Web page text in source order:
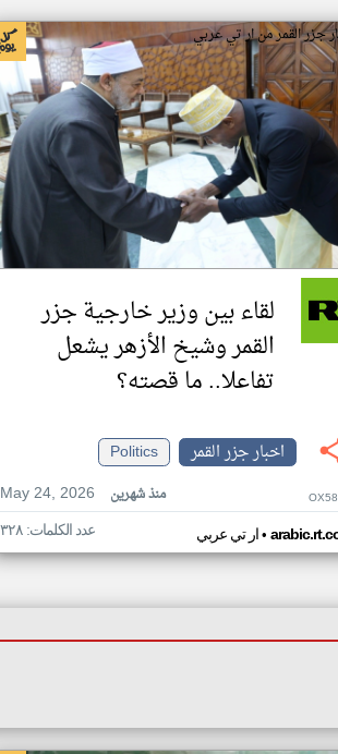
جزر القمر من ار تي عربي
لقاء بين وزير خارجية جزر
القمر وشيخ الأزهر يشعل
تفاعلا.. ما قصته؟
اخبار جزر القمر
Politics
May 24, 2026
منذ شهرين
ار تي عربي• عدد الكلمات: ٣٢٨